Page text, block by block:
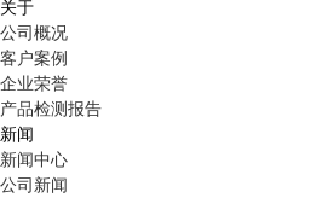
关于
公司概况
客户案例
企业荣誉
产品检测报告
新闻
新闻中心
公司新闻